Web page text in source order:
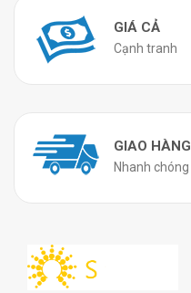
GIÁ CẢ
Cạnh tranh
GIAO HÀNG
Nhanh chóng